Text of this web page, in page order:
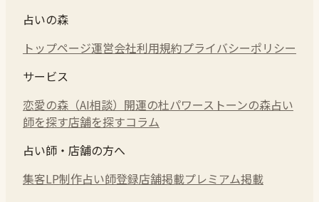
占いの森
トップページ運営会社利用規約プライバシーポリシー
サービス
恋愛の森（AI相談） 開運の杜パワーストーンの森占い
師を探す店舗を探すコラム
占い師・店舗の方へ
集客LP制作占い師登録店舗掲載プレミアム掲載